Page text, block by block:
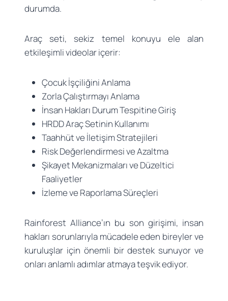
durumda.
Araç seti, sekiz temel konuyu ele alan
etkileşimli videolar içerir:
Çocuk İşçiliğini Anlama
Zorla Çalıştırmayı Anlama
İnsan Hakları Durum Tespitine Giriş
HRDD Araç Setinin Kullanımı
Taahhüt ve İletişim Stratejileri
Risk Değerlendirmesi ve Azaltma
Şikayet Mekanizmaları ve Düzeltici
Faaliyetler
İzleme ve Raporlama Süreçleri
Rainforest Alliance’ın bu son girişimi, insan
hakları sorunlarıyla mücadele eden bireyler ve
kuruluşlar için önemli bir destek sunuyor ve
onları anlamlı adımlar atmaya teşvik ediyor.